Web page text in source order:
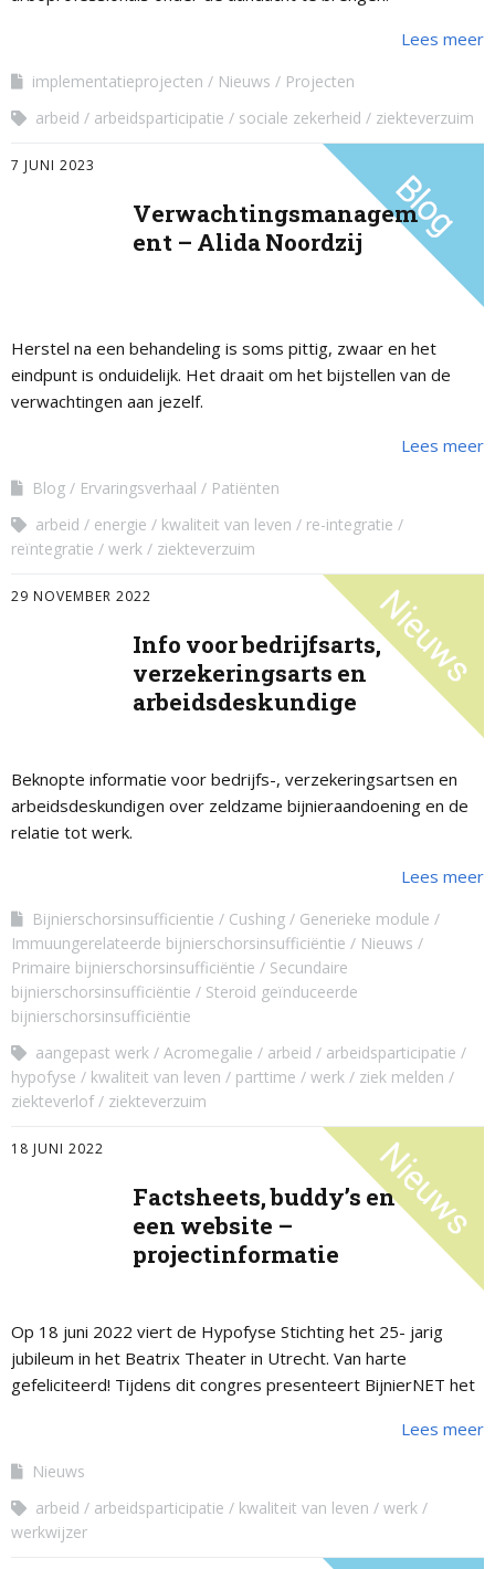
Lees meer
implementatieprojecten Nieuws
Projecten
arbeid
arbeidsparticipatie sociale zekerheid ziekteverzuim
7 JUNI 2023
Verwachtingsmanagem
ent – Alida Noordzij
Herstel na een behandeling is soms pittig, zwaar en het
eindpunt is onduidelijk. Het draait om het bijstellen van de
verwachtingen aan jezelf.
Lees meer
Blog Ervaringsverhaal
Patiënten
arbeid
energie kwaliteit van leven
re-integratie
reïntegratie
werk ziekteverzuim
29 NOVEMBER 2022
Info voor bedrijfsarts,
verzekeringsarts en
arbeidsdeskundige
Beknopte informatie voor bedrijfs-, verzekeringsartsen en
arbeidsdeskundigen over zeldzame bijnieraandoening en de
relatie tot werk.
Lees meer
Bijnierschorsinsufficientie Cushing
Generieke module
Immuungerelateerde bijnierschorsinsufficiëntie
Nieuws
Primaire bijnierschorsinsufficiëntie
Secundaire
bijnierschorsinsufficiëntie
Steroid geïnduceerde
bijnierschorsinsufficiëntie
aangepast werk
Acromegalie arbeid
arbeidsparticipatie
hypofyse
kwaliteit van leven parttime werk
ziek melden
ziekteverlof
ziekteverzuim
18 JUNI 2022
Factsheets, buddy’s en
een website –
projectinformatie
Op 18 juni 2022 viert de Hypofyse Stichting het 25- jarig
jubileum in het Beatrix Theater in Utrecht. Van harte
gefeliciteerd! Tijdens dit congres presenteert BijnierNET het
Lees meer
Nieuws
arbeid
arbeidsparticipatie kwaliteit van leven
werk
werkwijzer